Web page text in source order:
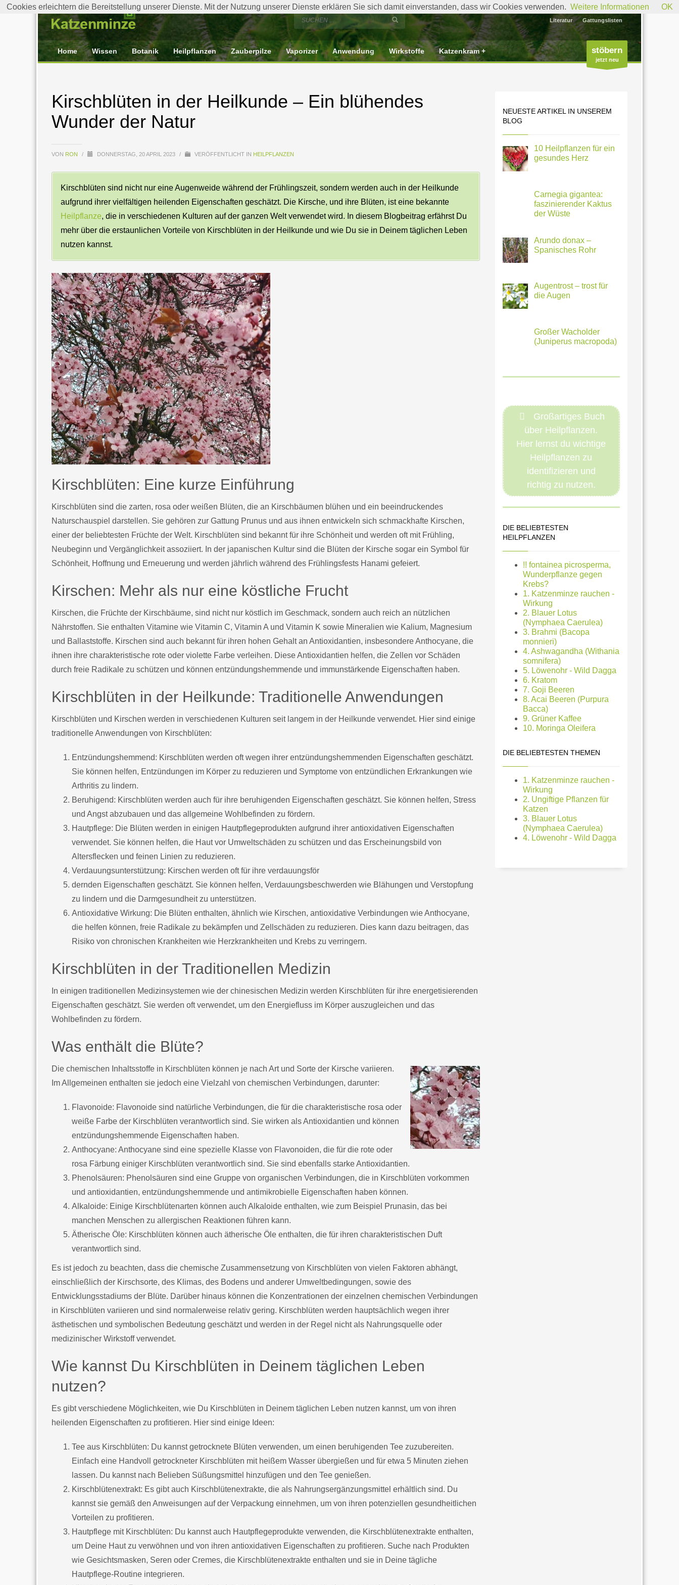
Literatur Gattungslisten
Home Wissen Botanik Heilpflanzen Zauberpilze Vaporizer Anwendung Wirkstoffe Katzenkram + stöbern
jetzt neu
Kirschblüten in der Heilkunde – Ein blühendes
Wunder der Natur
VON RON / DONNERSTAG, 20 APRIL 2023 / VERÖFFENTLICHT IN HEILPFLANZEN
Kirschblüten sind nicht nur eine Augenweide während der Frühlingszeit, sondern werden auch in der Heilkunde
aufgrund ihrer vielfältigen heilenden Eigenschaften geschätzt. Die Kirsche, und ihre Blüten, ist eine bekannte
Heilpflanze, die in verschiedenen Kulturen auf der ganzen Welt verwendet wird. In diesem Blogbeitrag erfährst Du
mehr über die erstaunlichen Vorteile von Kirschblüten in der Heilkunde und wie Du sie in Deinem täglichen Leben
nutzen kannst.
Kirschblüten: Eine kurze Einführung
Kirschblüten sind die zarten, rosa oder weißen Blüten, die an Kirschbäumen blühen und ein beeindruckendes
Naturschauspiel darstellen. Sie gehören zur Gattung Prunus und aus ihnen entwickeln sich schmackhafte Kirschen,
einer der beliebtesten Früchte der Welt. Kirschblüten sind bekannt für ihre Schönheit und werden oft mit Frühling,
Neubeginn und Vergänglichkeit assoziiert. In der japanischen Kultur sind die Blüten der Kirsche sogar ein Symbol für
Schönheit, Hoffnung und Erneuerung und werden jährlich während des Frühlingsfests Hanami gefeiert.
Kirschen: Mehr als nur eine köstliche Frucht
Kirschen, die Früchte der Kirschbäume, sind nicht nur köstlich im Geschmack, sondern auch reich an nützlichen
Nährstoffen. Sie enthalten Vitamine wie Vitamin C, Vitamin A und Vitamin K sowie Mineralien wie Kalium, Magnesium
und Ballaststoffe. Kirschen sind auch bekannt für ihren hohen Gehalt an Antioxidantien, insbesondere Anthocyane, die
ihnen ihre charakteristische rote oder violette Farbe verleihen. Diese Antioxidantien helfen, die Zellen vor Schäden
durch freie Radikale zu schützen und können entzündungshemmende und immunstärkende Eigenschaften haben.
Kirschblüten in der Heilkunde: Traditionelle Anwendungen
Kirschblüten und Kirschen werden in verschiedenen Kulturen seit langem in der Heilkunde verwendet. Hier sind einige
traditionelle Anwendungen von Kirschblüten:
Entzündungshemmend: Kirschblüten werden oft wegen ihrer entzündungshemmenden Eigenschaften geschätzt.
Sie können helfen, Entzündungen im Körper zu reduzieren und Symptome von entzündlichen Erkrankungen wie
Arthritis zu lindern.
Beruhigend: Kirschblüten werden auch für ihre beruhigenden Eigenschaften geschätzt. Sie können helfen, Stress
und Angst abzubauen und das allgemeine Wohlbefinden zu fördern.
Hautpflege: Die Blüten werden in einigen Hautpflegeprodukten aufgrund ihrer antioxidativen Eigenschaften
verwendet. Sie können helfen, die Haut vor Umweltschäden zu schützen und das Erscheinungsbild von
Altersflecken und feinen Linien zu reduzieren.
Verdauungsunterstützung: Kirschen werden oft für ihre verdauungsför
dernden Eigenschaften geschätzt. Sie können helfen, Verdauungsbeschwerden wie Blähungen und Verstopfung
zu lindern und die Darmgesundheit zu unterstützen.
Antioxidative Wirkung: Die Blüten enthalten, ähnlich wie Kirschen, antioxidative Verbindungen wie Anthocyane,
die helfen können, freie Radikale zu bekämpfen und Zellschäden zu reduzieren. Dies kann dazu beitragen, das
Risiko von chronischen Krankheiten wie Herzkrankheiten und Krebs zu verringern.
Kirschblüten in der Traditionellen Medizin
In einigen traditionellen Medizinsystemen wie der chinesischen Medizin werden Kirschblüten für ihre energetisierenden
Eigenschaften geschätzt. Sie werden oft verwendet, um den Energiefluss im Körper auszugleichen und das
Wohlbefinden zu fördern.
Was enthält die Blüte?
Die chemischen Inhaltsstoffe in Kirschblüten können je nach Art und Sorte der Kirsche variieren.
Im Allgemeinen enthalten sie jedoch eine Vielzahl von chemischen Verbindungen, darunter:
Flavonoide: Flavonoide sind natürliche Verbindungen, die für die charakteristische rosa oder
weiße Farbe der Kirschblüten verantwortlich sind. Sie wirken als Antioxidantien und können
entzündungshemmende Eigenschaften haben.
Anthocyane: Anthocyane sind eine spezielle Klasse von Flavonoiden, die für die rote oder
rosa Färbung einiger Kirschblüten verantwortlich sind. Sie sind ebenfalls starke Antioxidantien.
Phenolsäuren: Phenolsäuren sind eine Gruppe von organischen Verbindungen, die in Kirschblüten vorkommen
und antioxidantien, entzündungshemmende und antimikrobielle Eigenschaften haben können.
Alkaloide: Einige Kirschblütenarten können auch Alkaloide enthalten, wie zum Beispiel Prunasin, das bei
manchen Menschen zu allergischen Reaktionen führen kann.
Ätherische Öle: Kirschblüten können auch ätherische Öle enthalten, die für ihren charakteristischen Duft
verantwortlich sind.
Es ist jedoch zu beachten, dass die chemische Zusammensetzung von Kirschblüten von vielen Faktoren abhängt,
einschließlich der Kirschsorte, des Klimas, des Bodens und anderer Umweltbedingungen, sowie des
Entwicklungsstadiums der Blüte. Darüber hinaus können die Konzentrationen der einzelnen chemischen Verbindungen
in Kirschblüten variieren und sind normalerweise relativ gering. Kirschblüten werden hauptsächlich wegen ihrer
ästhetischen und symbolischen Bedeutung geschätzt und werden in der Regel nicht als Nahrungsquelle oder
medizinischer Wirkstoff verwendet.
Wie kannst Du Kirschblüten in Deinem täglichen Leben
nutzen?
Es gibt verschiedene Möglichkeiten, wie Du Kirschblüten in Deinem täglichen Leben nutzen kannst, um von ihren
heilenden Eigenschaften zu profitieren. Hier sind einige Ideen:
Tee aus Kirschblüten: Du kannst getrocknete Blüten verwenden, um einen beruhigenden Tee zuzubereiten.
Einfach eine Handvoll getrockneter Kirschblüten mit heißem Wasser übergießen und für etwa 5 Minuten ziehen
lassen. Du kannst nach Belieben Süßungsmittel hinzufügen und den Tee genießen.
Kirschblütenextrakt: Es gibt auch Kirschblütenextrakte, die als Nahrungsergänzungsmittel erhältlich sind. Du
kannst sie gemäß den Anweisungen auf der Verpackung einnehmen, um von ihren potenziellen gesundheitlichen
Vorteilen zu profitieren.
Hautpflege mit Kirschblüten: Du kannst auch Hautpflegeprodukte verwenden, die Kirschblütenextrakte enthalten,
um Deine Haut zu verwöhnen und von ihren antioxidativen Eigenschaften zu profitieren. Suche nach Produkten
wie Gesichtsmasken, Seren oder Cremes, die Kirschblütenextrakte enthalten und sie in Deine tägliche
Hautpflege-Routine integrieren.
NEUESTE ARTIKEL IN UNSEREM
BLOG
10 Heilpflanzen für ein
gesundes Herz
Carnegia gigantea:
faszinierender Kaktus
der Wüste
Arundo donax –
Spanisches Rohr
Augentrost – trost für
die Augen
Großer Wacholder
(Juniperus macropoda)
Großartiges Buch
über Heilpflanzen.
Hier lernst du wichtige
Heilpflanzen zu
identifizieren und
richtig zu nutzen.
DIE BELIEBTESTEN
HEILPFLANZEN
!! fontainea picrosperma,
Wunderpflanze gegen
Krebs?
1. Katzenminze rauchen -
Wirkung
2. Blauer Lotus
(Nymphaea Caerulea)
3. Brahmi (Bacopa
monnieri)
4. Ashwagandha (Withania
somnifera)
5. Löwenohr - Wild Dagga
6. Kratom
7. Goji Beeren
8. Acai Beeren (Purpura
Bacca)
9. Grüner Kaffee
10. Moringa Oleifera
DIE BELIEBTESTEN THEMEN
1. Katzenminze rauchen -
Wirkung
2. Ungiftige Pflanzen für
Katzen
3. Blauer Lotus
(Nymphaea Caerulea)
4. Löwenohr - Wild Dagga
Cookies erleichtern die Bereitstellung unserer Dienste. Mit der Nutzung unserer Dienste erklären Sie sich damit einverstanden, dass wir Cookies verwenden. Weitere Informationen OK